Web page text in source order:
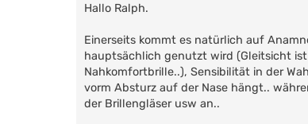
i
a
g
Hallo Ralph.
Einerseits kommt es natürlich auf
hauptsächlich genutzt wird (Gleitsicht
Nahkomfortbrille..), Sensibilität in der
vorm Absturz auf der Nase hängt..
der Brillengläser usw an..